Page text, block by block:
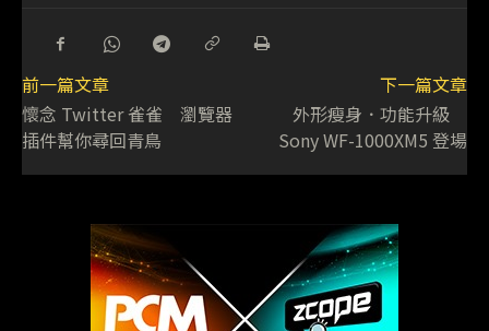
前一篇文章
懷念 Twitter 雀雀 瀏覽器
插件幫你尋回青鳥
下一篇文章
外形瘦身．功能升級
Sony WF-1000XM5 登場